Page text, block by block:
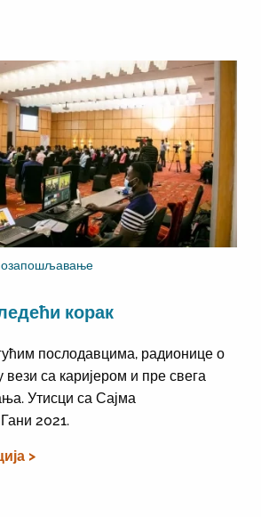
корак
послодавцима, радионице о
са каријером и пре свега
Утисци са Сајма
2021.
>